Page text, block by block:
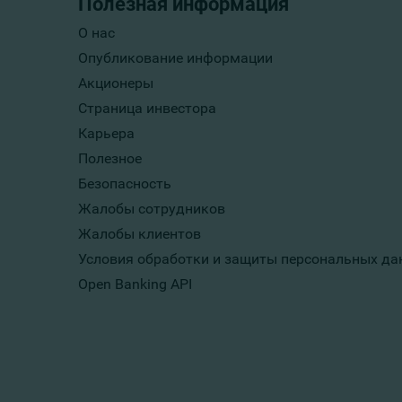
О нас
Опубликование информации
Акционеры
Страница инвестора
Карьера
Полезное
Безопасность
Жалобы сотрудников
Жалобы клиентов
Условия обработки и защиты персональных
Open Banking API